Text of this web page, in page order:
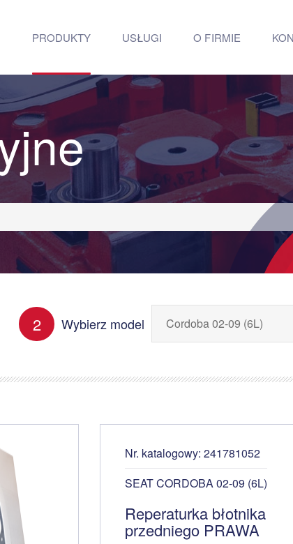
PRODUKTY USŁUGI O FIRMIE
2 Wybierz model
Nr. katalogowy: 241781052
SEAT CORDOBA 02-09 (6L)
Reperaturka błotnika
przedniego PRAWA